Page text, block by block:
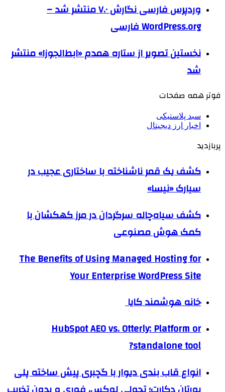
وردپرس فارسی نگارش ۷.۰ منتشر شد –
WordPress.org فارسی
نخستین تصویر از ستاره همدم «ابط‌الجوزا» منتشر
شد
فوتر همه صفحات
سبد پلاستیکی
اخبار ارز دیجیتال
پربازدید
کشف یک قمر ناشناخته با ساختاری عجیب در
سیارک «نیسا»
کشف سیاه‌چاله سرگردان در مرز کهکشان با
کمک هوش مصنوعی
The Benefits of Using Managed Hosting for
Your Enterprise WordPress Site
خانه هوشمند کایا
HubSpot AEO vs. Otterly: Platform or
standalone tool?
انواع قاب بندی دیوار با گچبری پیش ساخته پلی